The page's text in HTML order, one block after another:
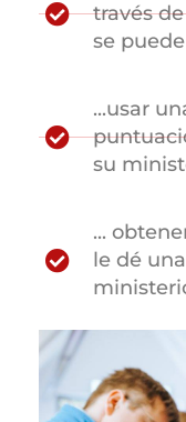
través
se
...usar
su
...
le dé